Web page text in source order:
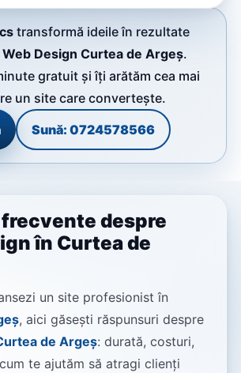
transformă ideile în rezultate
Web Design Curtea de Argeș.
gratuit și îți arătăm cea mai
un site care convertește.
Sună: 0724578566
despre
în Curtea de
un site profesionist în
, aici găsești răspunsuri despre
de Argeș: durată, costuri,
te ajutăm să atragi clienți